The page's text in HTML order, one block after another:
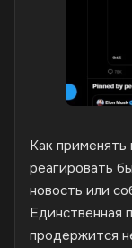
Как
реагировать
новость или
Единственная
продержится